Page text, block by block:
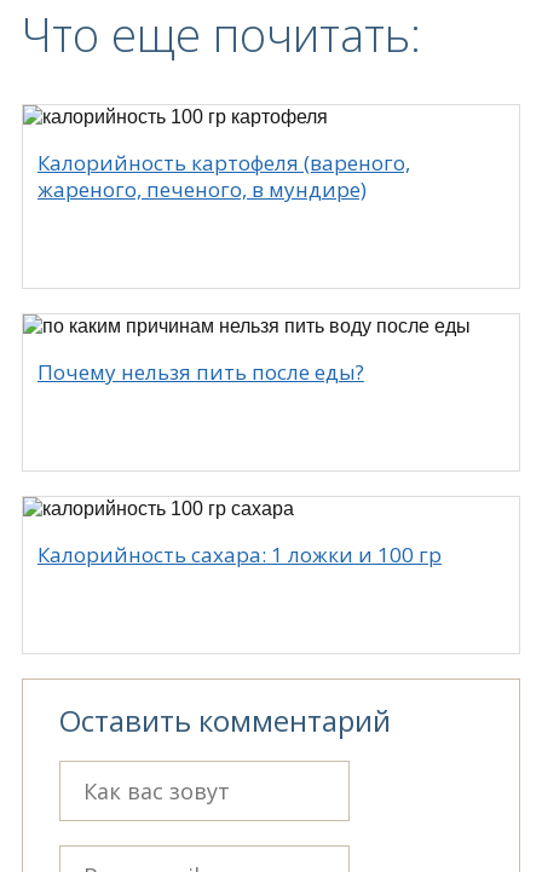
Что еще почитать:
Калорийность картофеля (вареного,
жареного, печеного, в мундире)
Почему нельзя пить после еды?
Калорийность сахара: 1 ложки и 100 гр
Оставить комментарий